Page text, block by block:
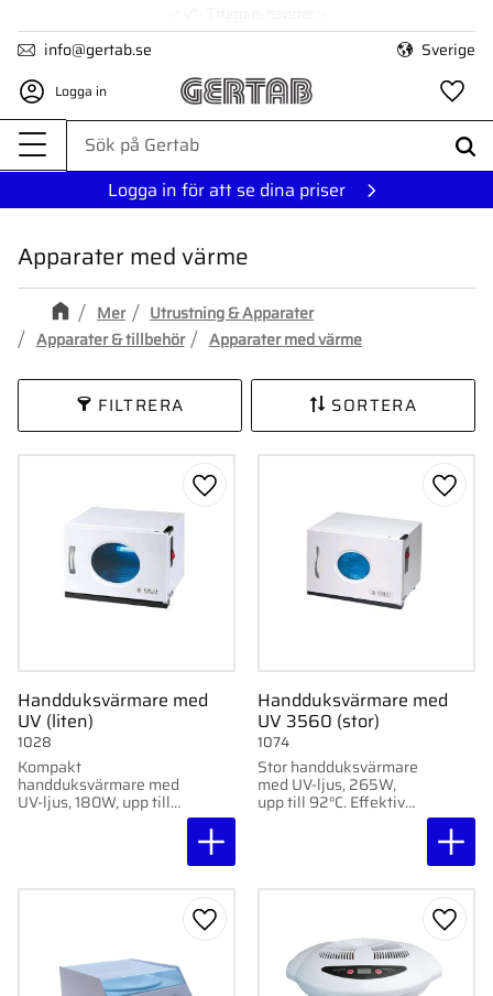
Menyinfo@gertab.se
Sverige
Logga in
Logga in för att se dina priser
Apparater med värme
Mer
Utrustning & Apparater
Apparater & tillbehör
Apparater med värme
FILTRERA SORTERA
Handduksvärmare med
UV (liten)
Kompakt
handduksvärmare med
UV-ljus, 180W, upp till
80°C. Effektiv och
1028
Lägg till i favoriter
Handduksvärmare med
UV 3560 (stor)
Stor handduksvärmare
med UV-ljus, 265W,
upp till 92°C. Effektiv
för hygienisk
1074
Lägg
Lägg till i favoriter Lägg